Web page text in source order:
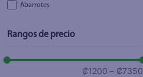
Abarrotes
Rangos de precio
₡1200 – ₡7350